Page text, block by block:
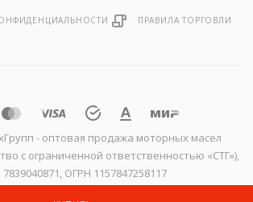
ПРАВИЛА ТОРГОВЛИ
- оптовая продажа моторных масел
с ограниченной ответственностью «СТГ»),
ОГРН 1157847258117